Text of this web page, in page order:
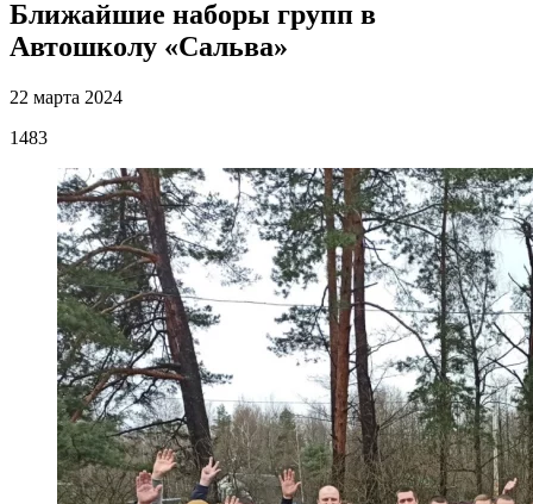
Ближайшие наборы групп в
Автошколу «Сальва»
22 марта 2024
1483